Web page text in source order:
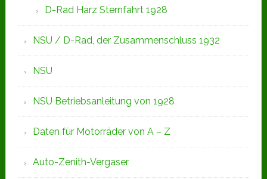
D-Rad Harz Sternfahrt 1928
NSU / D-Rad, der Zusammenschluss 1932
NSU
NSU Betriebsanleitung von 1928
Daten für Motorräder von A – Z
Auto-Zenith-Vergaser